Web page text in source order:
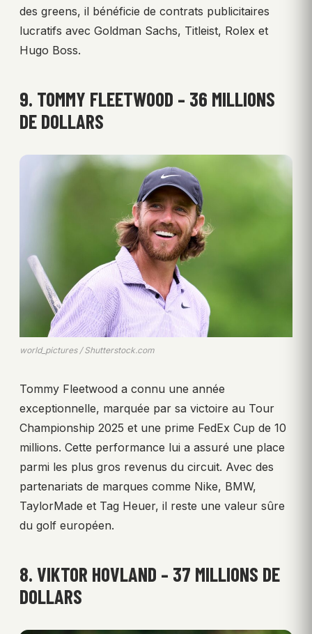
des greens, il bénéficie de contrats publicitaires
lucratifs avec Goldman Sachs, Titleist, Rolex et
Hugo Boss.
9. TOMMY FLEETWOOD – 36 MILLIONS
DE DOLLARS
world_pictures / Shutterstock.com
Tommy Fleetwood a connu une année
exceptionnelle, marquée par sa victoire au Tour
Championship 2025 et une prime FedEx Cup de 10
millions. Cette performance lui a assuré une place
parmi les plus gros revenus du circuit. Avec des
partenariats de marques comme Nike, BMW,
TaylorMade et Tag Heuer, il reste une valeur sûre
du golf européen.
8. VIKTOR HOVLAND – 37 MILLIONS DE
DOLLARS